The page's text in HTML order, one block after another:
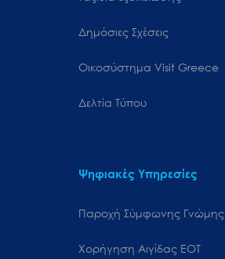
Δημόσιες Σχέσεις
Oικοσύστημα Visit Greece
Δελτία Τύπου
Ψηφιακές Υπηρεσίες
Παροχή Σύμφωνης Γνώμης
Χορήγηση Αιγίδας ΕΟΤ